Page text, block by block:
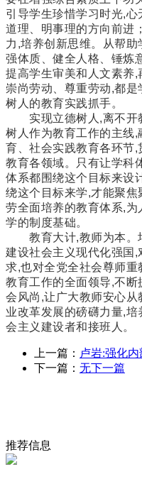
引导学生珍惜学习时光,
道理、明事理的方向前进
力,培养创新思维。从帮
强体质、健全人格、锤炼
提高学生审美和人文素养
崇尚劳动、尊重劳动,都
树人的教育实践抓手。
实现立德树人,离不开
树人作为教育工作的主线
育、社会实践教育各环节
教育各领域。只有让学科
体系都围绕这个目标来设
绕这个目标来学,才能聚
劳全面培养的教育体系,
学的制度基础。
教育大计,教师为本。培
建设社会主义现代化强国
求,也对全党全社会尊师
教育工作的全面领导,不
会风尚,让广大教师安心
业改革发展的磅礴力量,
会主义建设者和接班人。
上一篇： 卢岩:强化
下一篇： 无下一篇
推荐信息